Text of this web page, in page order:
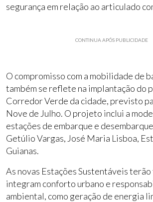
segurança em relação ao articulado
CONTINUA APÓS PUBLICIDADE
O compromisso com a mobilidade de
também se reflete na implantação do
Corredor Verde da cidade, previsto
Nove de Julho. O projeto inclui a
estações de embarque e
Getúlio Vargas, José Maria Lisboa,
Guianas.
As novas Estações Sustentáveis
integram conforto urbano e
ambiental, como geração de energia